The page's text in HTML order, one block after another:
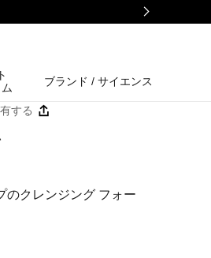
ブランド / サイエンス
のクレンジング フォー
する